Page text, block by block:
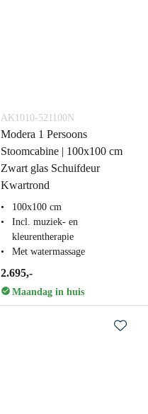
AK1010-521100N
Modera 1 Persoons
Stoomcabine | 100x100 cm
Zwart glas Schuifdeur
Kwartrond
100x100 cm
Incl. muziek- en
kleurentherapie
Met watermassage
2.695,-
Maandag in huis